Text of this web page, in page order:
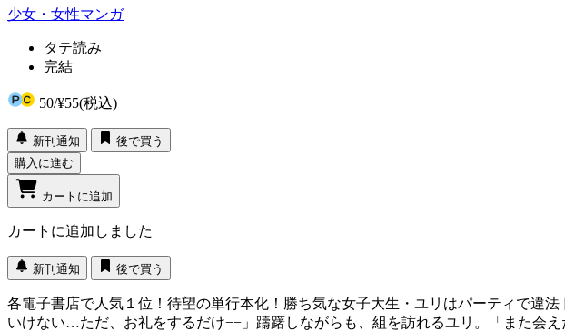
少女・女性マンガ
タテ読み
完結
50/¥55(税込)
新刊通知
後で買う
購入に進む
カートに追加
カートに追加しました
新刊通知 後で買う
各電子書店で人気１位！待望の単行本化！勝ち気な女子大生・ユリはパーティで違
いけない…ただ、お礼をするだけ−−」躊躇しながらも、組を訪れるユリ。「また会